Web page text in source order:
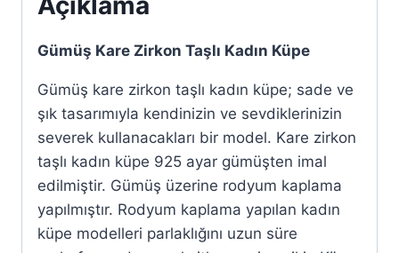
Gümüş Kare Zirkon Taşlı Kadın Küpe
Gümüş kare zirkon taşlı kadın küpe; sade ve
şık tasarımıyla kendinizin ve sevdiklerinizin
severek kullanacakları bir model. Kare zirkon
taşlı kadın küpe 925 ayar gümüşten imal
edilmiştir. Gümüş üzerine rodyum kaplama
yapılmıştır. Rodyum kaplama yapılan kadın
küpe modelleri parlaklığını uzun süre